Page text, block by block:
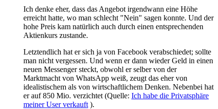
Ich denke eher, dass das Angebot irgendwann eine Höhe
erreicht hatte, wo man schlecht "Nein" sagen konnte. Und der
hohe Preis kam natürlich auch durch einen entsprechenden
Aktienkurs zustande.
Letztendlich hat er sich ja von Facebook verabschiedet; sollte
man nicht vergessen. Und wenn er dann wieder Geld in einen
neuen Messenger steckt, obwohl er selber von der
Marktmacht von WhatsApp weiß, zeugt das eher von
idealistischem als von wirtschaftlichem Denken. Nebenbei hat
er auf 850 Mio. verzichtet (Quelle: Ich habe die Privatsphäre
meiner User verkauft ).